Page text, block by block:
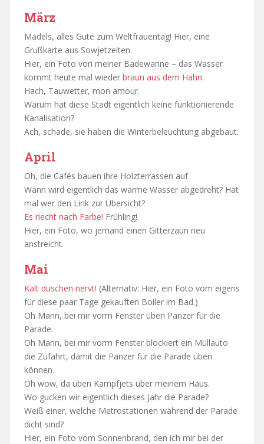
März
Mädels, alles Gute zum Weltfrauentag! Hier, eine
Grußkarte aus Sowjetzeiten.
Hier, ein Foto von meiner Badewanne – das Wasser
kommt heute mal wieder braun aus dem Hahn.
Hach, Tauwetter, mon amour.
Warum hat diese Stadt eigentlich keine funktionierende
Kanalisation?
Ach, schade, sie haben die Winterbeleuchtung abgebaut.
April
Oh, die Cafés bauen ihre Holzterrassen auf.
Wann wird eigentlich das warme Wasser abgedreht? Hat
mal wer den Link zur Übersicht?
Es riecht nach Farbe! Frühling!
Hier, ein Foto, wo jemand einen Gitterzaun neu
anstreicht.
Mai
Kalt duschen nervt! (Alternativ: Hier, ein Foto vom eigens
für diese paar Tage gekauften Boiler im Bad.)
Oh Mann, bei mir vorm Fenster üben Panzer für die
Parade.
Oh Mann, bei mir vorm Fenster blockiert ein Müllauto
die Zufahrt, damit die Panzer für die Parade üben
können.
Oh wow, da üben Kampfjets über meinem Haus.
Wo gucken wir eigentlich dieses Jahr die Parade?
Weiß einer, welche Metrostationen während der Parade
dicht sind?
Hier, ein Foto vom Sonnenbrand, den ich mir bei der